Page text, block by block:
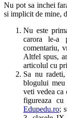
Nu pot sa inchei
si implicit de mine,
Nu este
carora le-a
comentariu,
Altfel spus,
articolul cu
Sa nu
blogului
veti vedea ca
figureaza
Edupedu.ro;